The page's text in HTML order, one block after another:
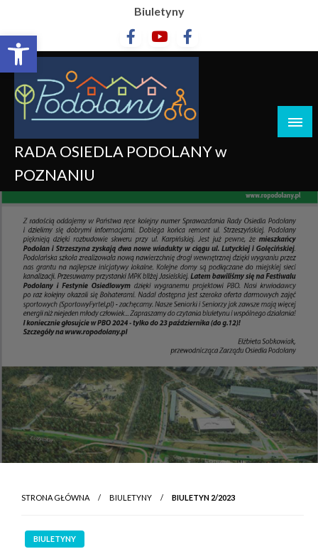
Otwórz pasek narzędzi
Biuletyny
RADA OSIEDLA PODOLANY w
POZNANIU
STRONA GŁÓWNA BIULETYNY BIULETYN 2/2023
BIULETYNY